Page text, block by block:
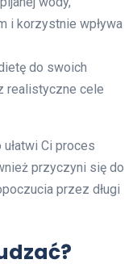
i korzystnie wpływa
do swoich
realistyczne cele
Ci proces
przyczyni się do
przez długi